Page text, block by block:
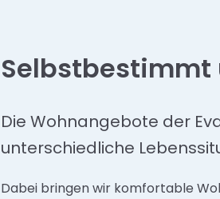
Selbstbestimmt
Die Wohnangebote der
unterschiedliche
Dabei bringen wir komfortable